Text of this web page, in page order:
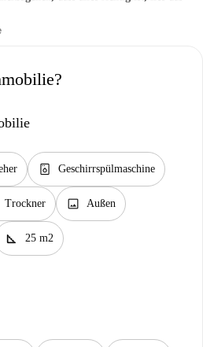
dishwasher_gen Geschirrspülmaschine
Trockner image Außen
square_foot 25 m2